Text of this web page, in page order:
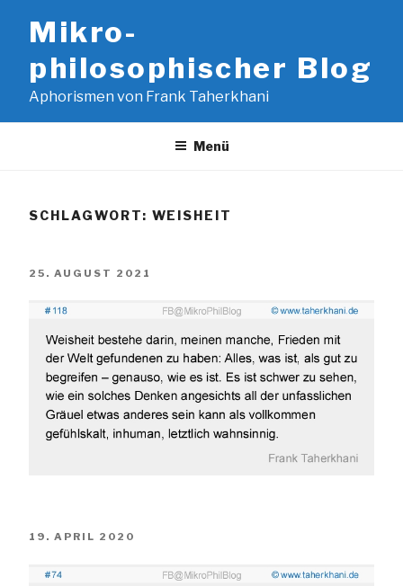
InhaltMikro-
philosophischer Blog
Aphorismen von Frank Taherkhani
Menü
SCHLAGWORT: WEISHEIT
VERÖFFENTLICHT
25. AUGUST 2021
VERÖFFENTLICHT
19. APRIL 2020